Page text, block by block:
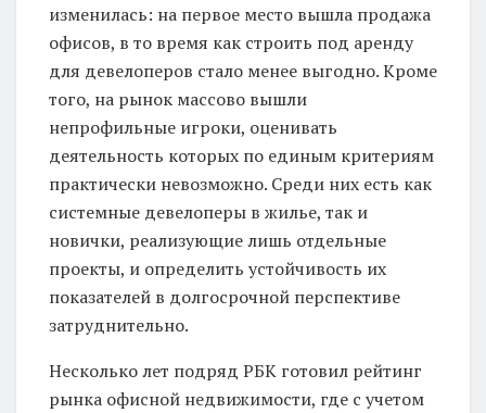
изменилась: на первое место вышла продажа
офисов, в то время как строить под аренду
для девелоперов стало менее выгодно. Кроме
того, на рынок массово вышли
непрофильные игроки, оценивать
деятельность которых по единым критериям
практически невозможно. Среди них есть как
системные девелоперы в жилье, так и
новички, реализующие лишь отдельные
проекты, и определить устойчивость их
показателей в долгосрочной перспективе
затруднительно.
Несколько лет подряд РБК готовил рейтинг
рынка офисной недвижимости, где с учетом